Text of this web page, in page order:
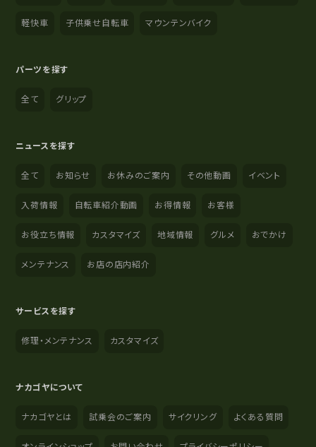
軽快車 子供乗せ自転車 マウンテンバイク
パーツを探す
全て グリップ
ニュースを探す
全て お知らせ お休みのご案内 その他動画 イベント
入荷情報 自転車紹介動画 お得情報 お客様
お役立ち情報 カスタマイズ 地域情報 グルメ おでかけ
メンテナンス お店の店内紹介
サービスを探す
修理・メンテナンス カスタマイズ
ナカゴヤについて
ナカゴヤとは 試乗会のご案内 サイクリング よくある質問